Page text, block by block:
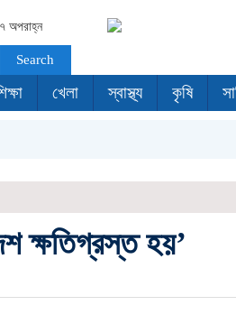
অপরাহ্ন
Search
খেলা স্বাস্থ্য কৃষি
ক্ষতিগ্রস্ত হয়’